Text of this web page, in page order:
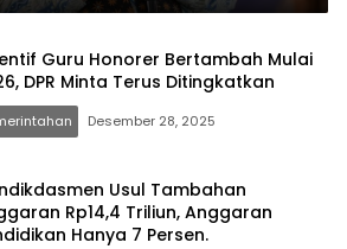
Guru Honorer Bertambah Mulai
DPR Minta Terus Ditingkatkan
Desember 28, 2025
Usul Tambahan
Rp14,4 Triliun, Anggaran
Hanya 7 Persen.